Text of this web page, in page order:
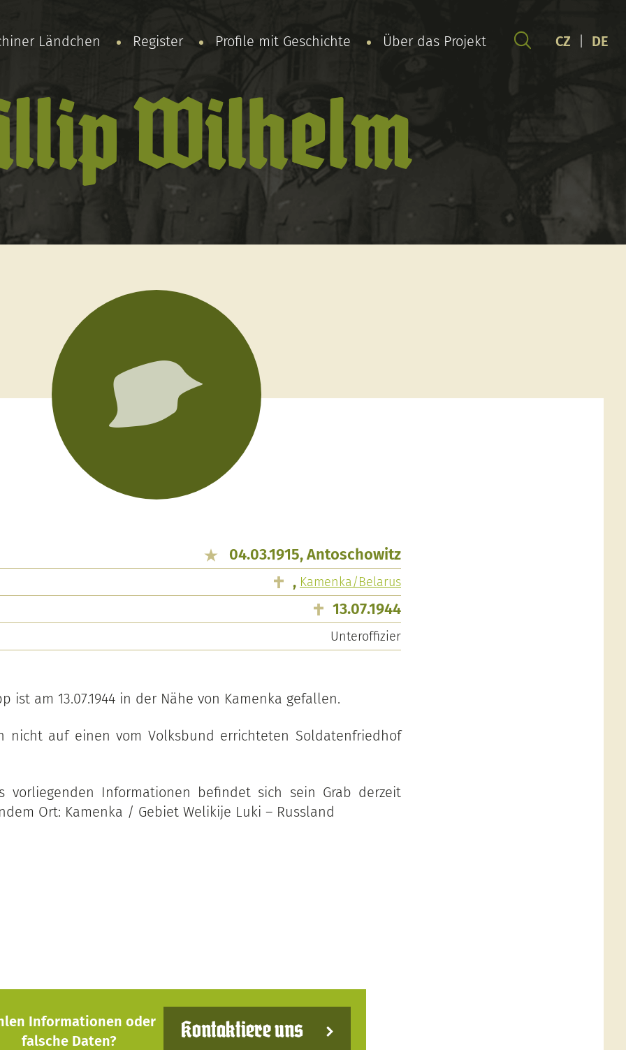
Ländchen Register Profile mit Geschichte Über das Projekt CZ DE
Wilhelm
04.03.1915, Antoschowitz
, Kamenka/Belarus
13.07.1944
Unteroffizier
ist am 13.07.1944 in der Nähe von Kamenka gefallen.
nicht auf einen vom Volksbund errichteten Soldatenfriedhof
vorliegenden Informationen befindet sich sein Grab derzeit
Ort: Kamenka / Gebiet Welikije Luki – Russland
Informationen oder
falsche Daten?
Kontaktiere uns